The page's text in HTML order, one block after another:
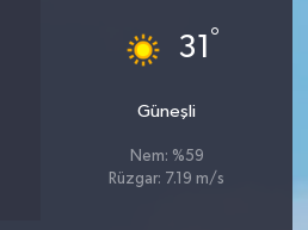
31 °
Güneşli
Nem: %59
Rüzgar: 7.19 m/s